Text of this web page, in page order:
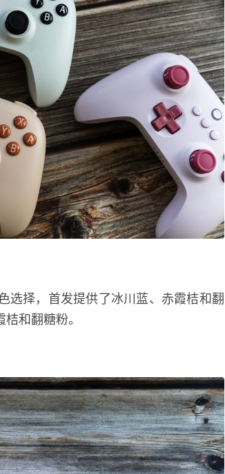
选择，首发提供了冰川蓝、赤霞桔和翻
和翻糖粉。